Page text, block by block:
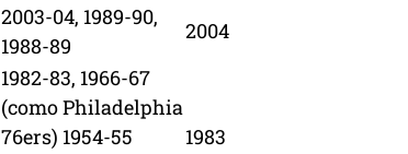
2003-04, 1989-90,
1988-89
2004
1982-83, 1966-67
(como Philadelphia
76ers) 1954-55
1983